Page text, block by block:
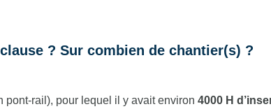
? Sur combien de chantier(s) ?
pont-rail), pour lequel il y avait environ 4000 H